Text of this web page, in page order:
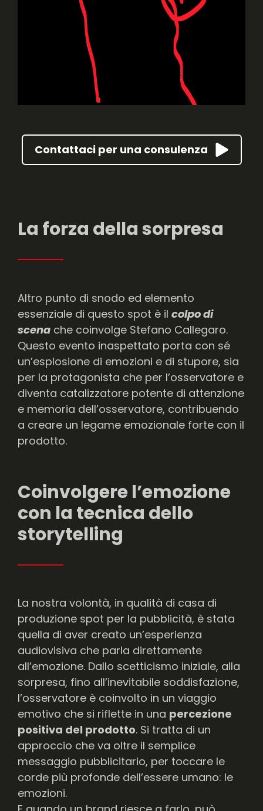
Contattaci per una consulenza
La forza della sorpresa
Altro punto di snodo ed elemento
essenziale di questo spot è il colpo di
scena che coinvolge Stefano Callegaro.
Questo evento inaspettato porta con sé
un’esplosione di emozioni e di stupore, sia
per la protagonista che per l’osservatore e
diventa catalizzatore potente di attenzione
e memoria dell’osservatore, contribuendo
a creare un legame emozionale forte con il
prodotto.
Coinvolgere l’emozione
con la tecnica dello
storytelling
La nostra volontà, in qualità di casa di
produzione spot per la pubblicità, è stata
quella di aver creato un’esperienza
audiovisiva che parla direttamente
all’emozione. Dallo scetticismo iniziale, alla
sorpresa, fino all’inevitabile soddisfazione,
l’osservatore è coinvolto in un viaggio
emotivo che si riflette in una percezione
positiva del prodotto. Si tratta di un
approccio che va oltre il semplice
messaggio pubblicitario, per toccare le
corde più profonde dell’essere umano: le
emozioni.